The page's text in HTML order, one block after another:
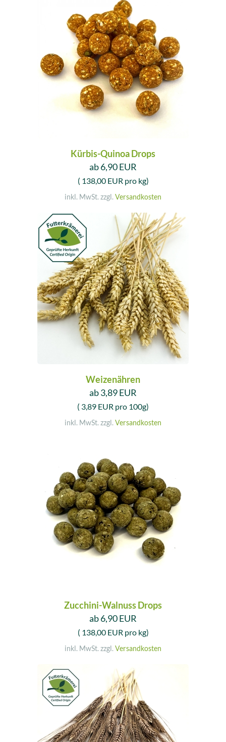
Kürbis-Quinoa Drops
ab 6,90 EUR
( 138,00 EUR pro kg)
inkl. MwSt. zzgl. Versandkosten
Weizenähren
ab 3,89 EUR
( 3,89 EUR pro 100g)
inkl. MwSt. zzgl. Versandkosten
Zucchini-Walnuss Drops
ab 6,90 EUR
( 138,00 EUR pro kg)
inkl. MwSt. zzgl. Versandkosten